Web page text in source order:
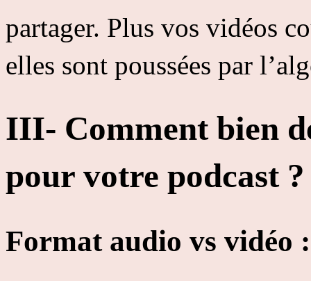
partager. Plus vos vidéos
elles sont poussées par
III- Comment bien
pour votre podcast ?
Format audio vs vidéo